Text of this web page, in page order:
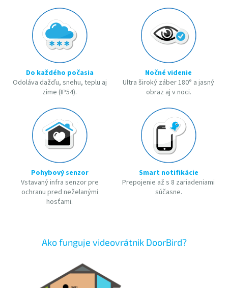
Do každého počasia
Odoláva dažďu, snehu, teplu aj
zime (IP54).
Nočné videnie
Ultra široký záber 180° a jasný
obraz aj v noci.
Pohybový senzor
Vstavaný infra senzor pre
ochranu pred neželanými
hosťami.
Smart notifikácie
Prepojenie až s 8 zariadeniami
súčasne.
Ako funguje videovrátnik DoorBird?